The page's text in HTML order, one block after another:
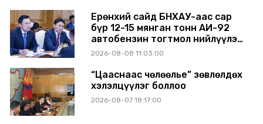
Ерөнхий сайд БНХАУ-аас сар
бүр 12-15 мянган тонн АИ-92
автобензин тогтмол нийлүүлэх
хүсэлт тавилаа
2026-08-08 11:03:00
“Цааснаас чөлөөлье” зөвлөлдөх
хэлэлцүүлэг боллоо
2026-08-07 18:17:00